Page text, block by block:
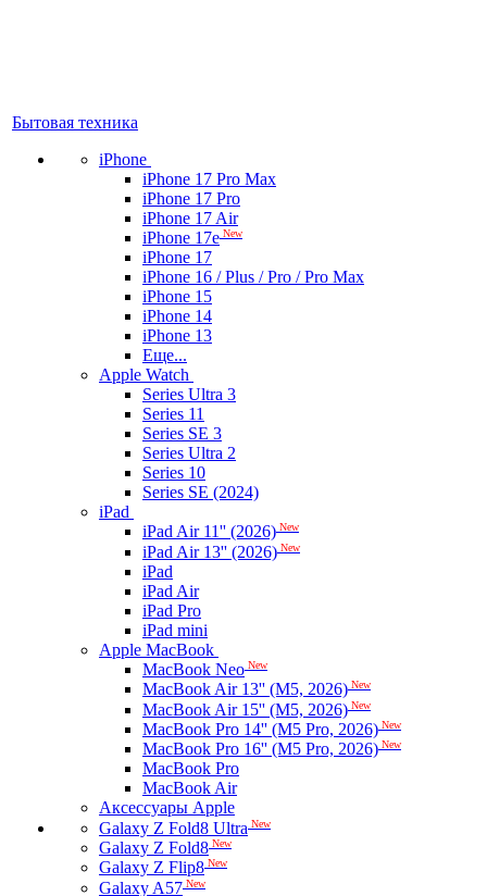
Бытовая техника
iPhone
iPhone 17 Pro Max
iPhone 17 Pro
iPhone 17 Air
iPhone 17e New
iPhone 17
iPhone 16 / Plus / Pro / Pro Max
iPhone 15
iPhone 14
iPhone 13
Еще...
Apple Watch
Series Ultra 3
Series 11
Series SE 3
Series Ultra 2
Series 10
Series SE (2024)
iPad
iPad Air 11'' (2026) New
iPad Air 13'' (2026) New
iPad
iPad Air
iPad Pro
iPad mini
Apple MacBook
MacBook Neo New
MacBook Air 13'' (M5, 2026) New
MacBook Air 15'' (M5, 2026) New
MacBook Pro 14'' (M5 Pro, 2026) New
MacBook Pro 16'' (M5 Pro, 2026) New
MacBook Pro
MacBook Air
Аксессуары Apple
Galaxy Z Fold8 Ultra New
Galaxy Z Fold8 New
Galaxy Z Flip8 New
Galaxy A57 New